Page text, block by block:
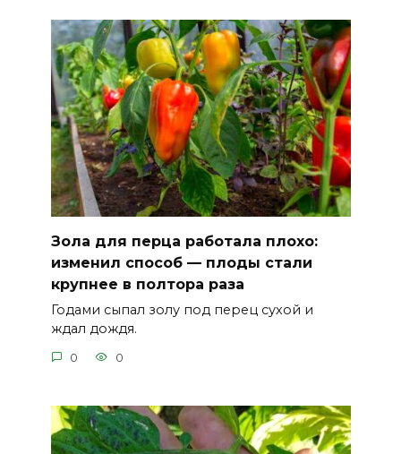
Зола для перца работала плохо:
изменил способ — плоды стали
крупнее в полтора раза
Годами сыпал золу под перец сухой и
ждал дождя.
0 0